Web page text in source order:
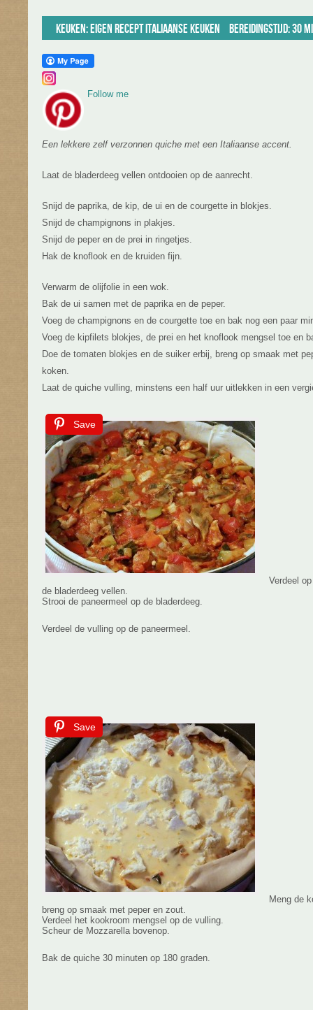
Keuken: Eigen recept Italiaanse keuken Bereidingstijd: 30
Follow me
Een lekkere zelf verzonnen quiche met een Italiaanse accent.
Laat de bladerdeeg vellen ontdooien op de aanrecht.
Snijd de paprika, de kip, de ui en de courgette in blokjes.
Snijd de champignons in plakjes.
Snijd de peper en de prei in ringetjes.
Hak de knoflook en de kruiden fijn.
Verwarm de olijfolie in een wok.
Bak de ui samen met de paprika en de peper.
Voeg de champignons en de courgette toe en bak nog een paar
Voeg de kipfilets blokjes, de prei en het knoflook mengsel toe en
Doe de tomaten blokjes en de suiker erbij, breng op smaak met
koken.
Laat de quiche vulling, minstens een half uur uitlekken in een
Save
Verdeel
de bladerdeeg vellen.
Strooi de paneermeel op de bladerdeeg.
Verdeel de vulling op de paneermeel.
Save
Meng de
breng op smaak met peper en zout.
Verdeel het kookroom mengsel op de vulling.
Scheur de Mozzarella bovenop.
Bak de quiche 30 minuten op 180 graden.